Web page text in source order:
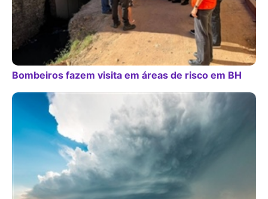
Bombeiros fazem visita em áreas de risco em BH